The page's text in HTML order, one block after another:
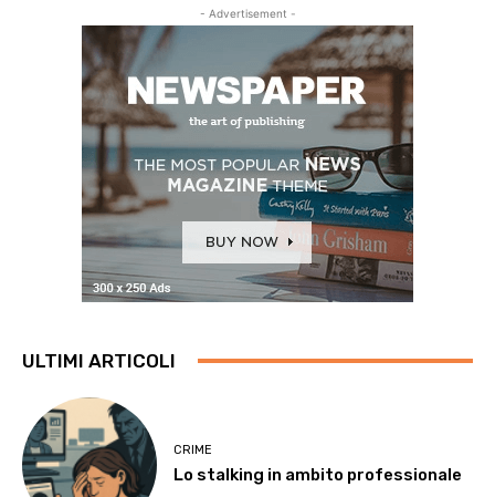
- Advertisement -
ULTIMI ARTICOLI
CRIME
Lo stalking in ambito professionale